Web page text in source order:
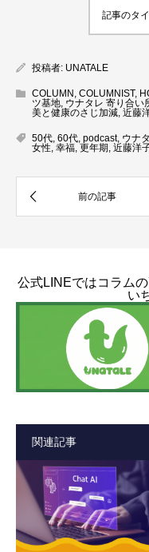
記事のタ
投稿者: UNATALE
COLUMN, COLUMNIST,
ツ基地, ウナタレ 寄り合い
美と健康のさじ加減, 近藤
50代, 60代, podcast, ウナ
女性, 幸福, 更年期, 近藤洋
公式LINEではコラム
い
関連記事